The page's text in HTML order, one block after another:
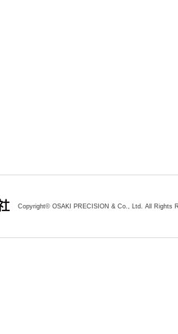
Copyright© OSAKI PRECISION & Co., Ltd. All Rights